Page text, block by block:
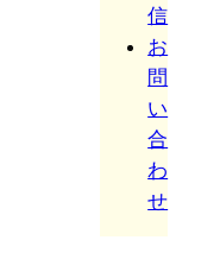
信
お
問
い
合
わ
せ